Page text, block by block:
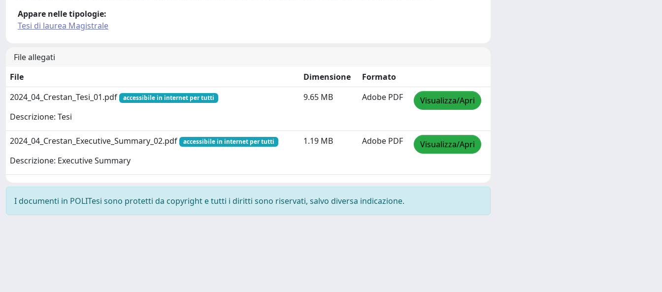
Appare nelle tipologie:
Tesi di laurea Magistrale
File allegati
File
Dimensione
Formato
2024_04_Crestan_Tesi_01.pdf
accessibile in internet per tutti
Descrizione: Tesi
9.65 MB Adobe PDF Visualizza/Apri
2024_04_Crestan_Executive_Summary_02.pdf accessibile in internet per tutti
Descrizione: Executive Summary
1.19 MB Adobe PDF Visualizza/Apri
I documenti in POLITesi sono protetti da copyright e tutti i diritti sono riservati, salvo diversa indicazione.